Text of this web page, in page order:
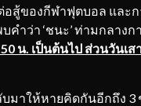
ต่อสู้ของกีฬาฟุตบอล แล
ำว่า ‘ชนะ’ ท่ามกลาง
น. เป็นต้นไป ส่วนวันเ
มาให้หายคิดกันอีกถึง 3